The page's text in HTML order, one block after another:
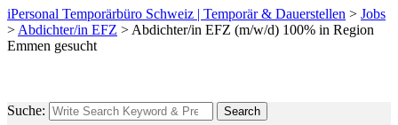
iPersonal Temporärbüro Schweiz | Temporär & Dauerstellen > Jobs
> Abdichter/in EFZ > Abdichter/in EFZ (m/w/d) 100% in Region
Emmen gesucht
Suche: Search